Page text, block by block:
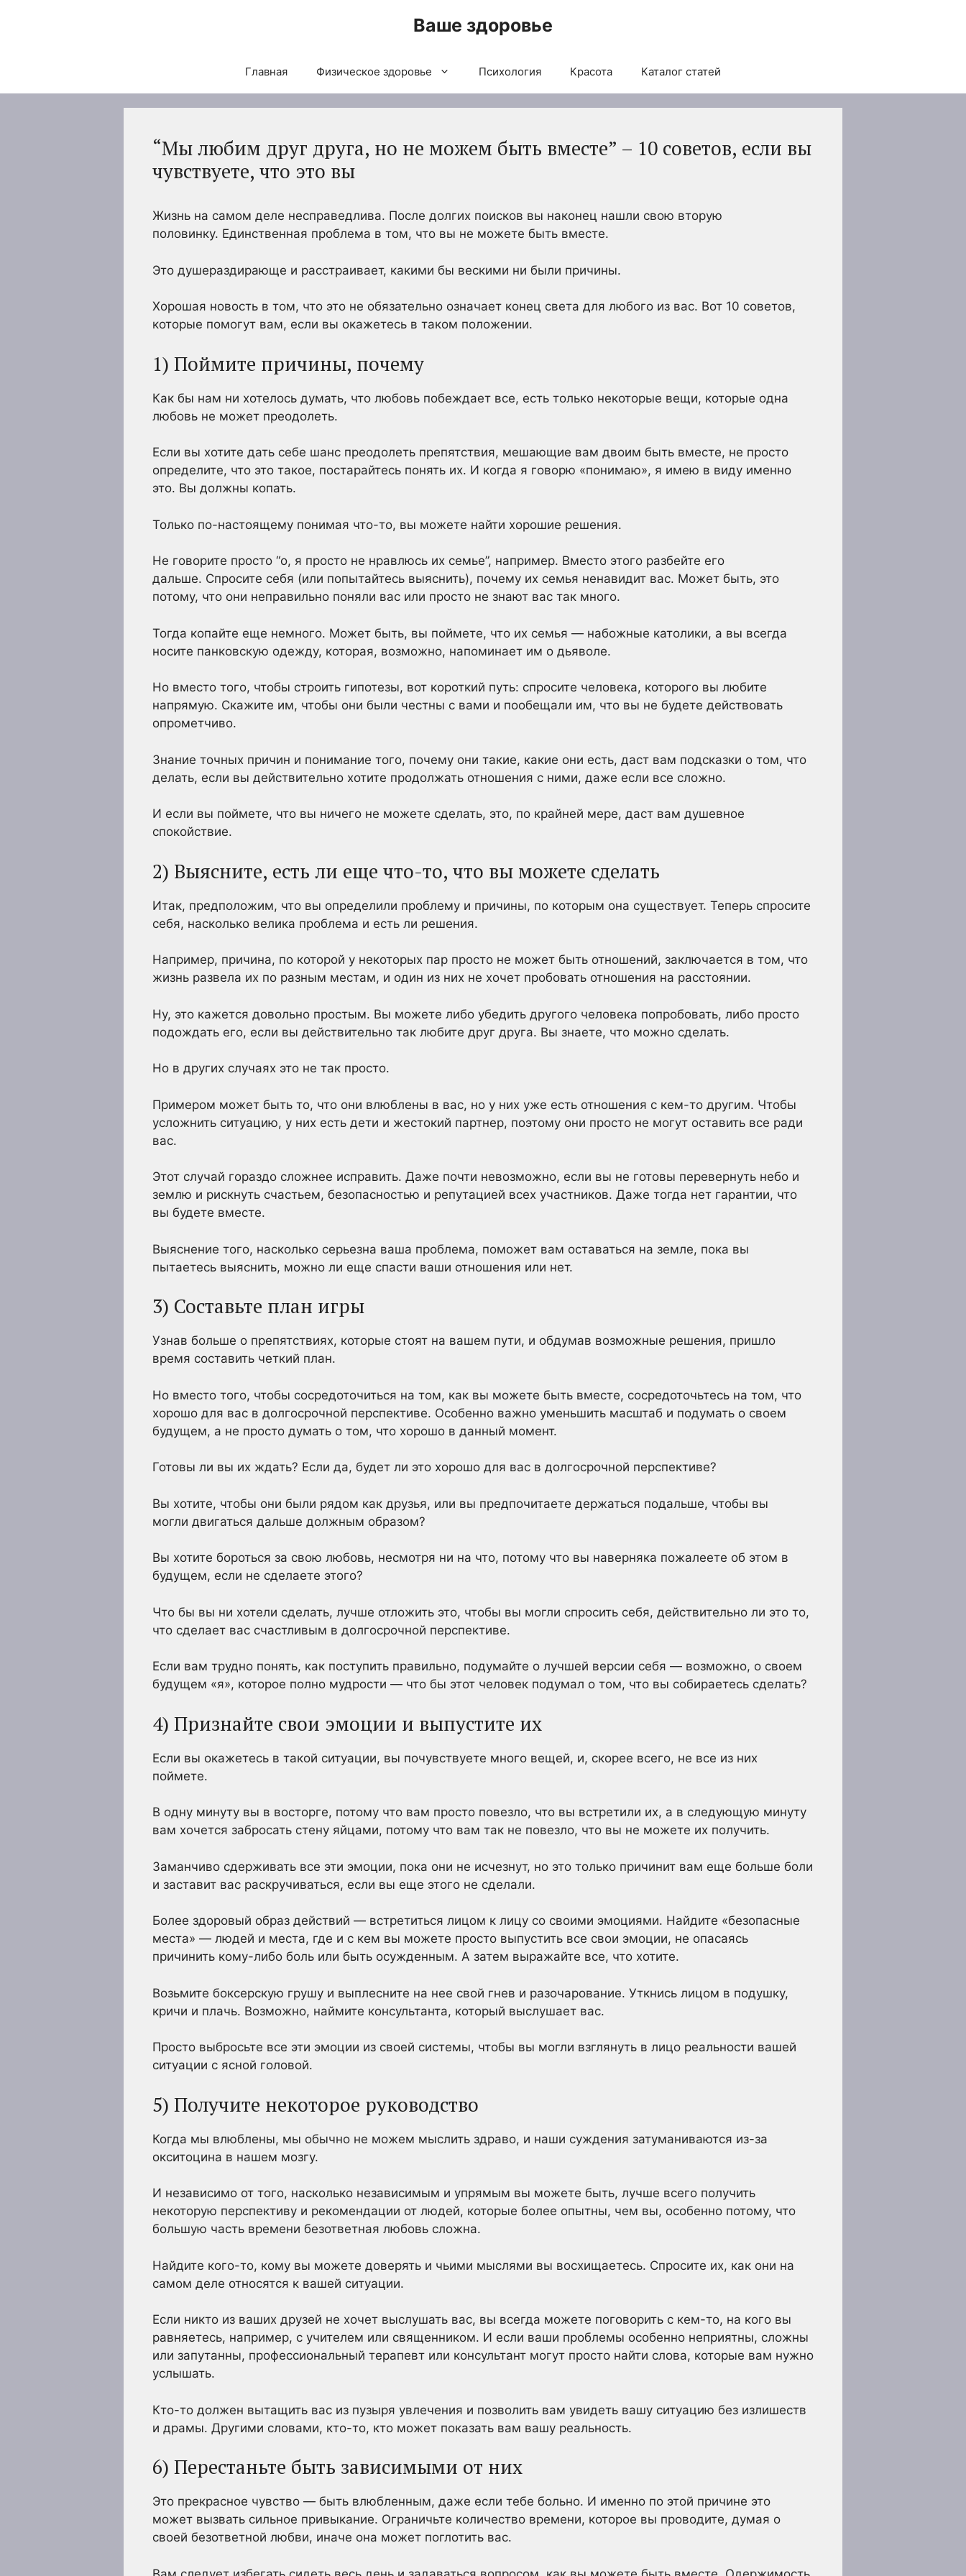
Ваше здоровье
Главная Физическое здоровье Психология Красота Каталог статей
“Мы любим друг друга, но не можем быть вместе” – 10 советов, если вы
чувствуете, что это вы
Жизнь на самом деле несправедлива. После долгих поисков вы наконец нашли свою вторую
половинку. Единственная проблема в том, что вы не можете быть вместе.
Это душераздирающе и расстраивает, какими бы вескими ни были причины.
Хорошая новость в том, что это не обязательно означает конец света для любого из вас. Вот 10 советов,
которые помогут вам, если вы окажетесь в таком положении.
1) Поймите причины, почему
Как бы нам ни хотелось думать, что любовь побеждает все, есть только некоторые вещи, которые одна
любовь не может преодолеть.
Если вы хотите дать себе шанс преодолеть препятствия, мешающие вам двоим быть вместе, не просто
определите, что это такое, постарайтесь понять их. И когда я говорю «понимаю», я имею в виду именно
это. Вы должны копать.
Только по-настоящему понимая что-то, вы можете найти хорошие решения.
Не говорите просто “о, я просто не нравлюсь их семье”, например. Вместо этого разбейте его
дальше. Спросите себя (или попытайтесь выяснить), почему их семья ненавидит вас. Может быть, это
потому, что они неправильно поняли вас или просто не знают вас так много.
Тогда копайте еще немного. Может быть, вы поймете, что их семья — набожные католики, а вы всегда
носите панковскую одежду, которая, возможно, напоминает им о дьяволе.
Но вместо того, чтобы строить гипотезы, вот короткий путь: спросите человека, которого вы любите
напрямую. Скажите им, чтобы они были честны с вами и пообещали им, что вы не будете действовать
опрометчиво.
Знание точных причин и понимание того, почему они такие, какие они есть, даст вам подсказки о том, что
делать, если вы действительно хотите продолжать отношения с ними, даже если все сложно.
И если вы поймете, что вы ничего не можете сделать, это, по крайней мере, даст вам душевное
спокойствие.
2) Выясните, есть ли еще что-то, что вы можете сделать
Итак, предположим, что вы определили проблему и причины, по которым она существует. Теперь спросите
себя, насколько велика проблема и есть ли решения.
Например, причина, по которой у некоторых пар просто не может быть отношений, заключается в том, что
жизнь развела их по разным местам, и один из них не хочет пробовать отношения на расстоянии.
Ну, это кажется довольно простым. Вы можете либо убедить другого человека попробовать, либо просто
подождать его, если вы действительно так любите друг друга. Вы знаете, что можно сделать.
Но в других случаях это не так просто.
Примером может быть то, что они влюблены в вас, но у них уже есть отношения с кем-то другим. Чтобы
усложнить ситуацию, у них есть дети и жестокий партнер, поэтому они просто не могут оставить все ради
вас.
Этот случай гораздо сложнее исправить. Даже почти невозможно, если вы не готовы перевернуть небо и
землю и рискнуть счастьем, безопасностью и репутацией всех участников. Даже тогда нет гарантии, что
вы будете вместе.
Выяснение того, насколько серьезна ваша проблема, поможет вам оставаться на земле, пока вы
пытаетесь выяснить, можно ли еще спасти ваши отношения или нет.
3) Составьте план игры
Узнав больше о препятствиях, которые стоят на вашем пути, и обдумав возможные решения, пришло
время составить четкий план.
Но вместо того, чтобы сосредоточиться на том, как вы можете быть вместе, сосредоточьтесь на том, что
хорошо для вас в долгосрочной перспективе. Особенно важно уменьшить масштаб и подумать о своем
будущем, а не просто думать о том, что хорошо в данный момент.
Готовы ли вы их ждать? Если да, будет ли это хорошо для вас в долгосрочной перспективе?
Вы хотите, чтобы они были рядом как друзья, или вы предпочитаете держаться подальше, чтобы вы
могли двигаться дальше должным образом?
Вы хотите бороться за свою любовь, несмотря ни на что, потому что вы наверняка пожалеете об этом в
будущем, если не сделаете этого?
Что бы вы ни хотели сделать, лучше отложить это, чтобы вы могли спросить себя, действительно ли это то,
что сделает вас счастливым в долгосрочной перспективе.
Если вам трудно понять, как поступить правильно, подумайте о лучшей версии себя — возможно, о своем
будущем «я», которое полно мудрости — что бы этот человек подумал о том, что вы собираетесь сделать?
4) Признайте свои эмоции и выпустите их
Если вы окажетесь в такой ситуации, вы почувствуете много вещей, и, скорее всего, не все из них
поймете.
В одну минуту вы в восторге, потому что вам просто повезло, что вы встретили их, а в следующую минуту
вам хочется забросать стену яйцами, потому что вам так не повезло, что вы не можете их получить.
Заманчиво сдерживать все эти эмоции, пока они не исчезнут, но это только причинит вам еще больше боли
и заставит вас раскручиваться, если вы еще этого не сделали.
Более здоровый образ действий — встретиться лицом к лицу со своими эмоциями. Найдите «безопасные
места» — людей и места, где и с кем вы можете просто выпустить все свои эмоции, не опасаясь
причинить кому-либо боль или быть осужденным. А затем выражайте все, что хотите.
Возьмите боксерскую грушу и выплесните на нее свой гнев и разочарование. Уткнись лицом в подушку,
кричи и плачь. Возможно, наймите консультанта, который выслушает вас.
Просто выбросьте все эти эмоции из своей системы, чтобы вы могли взглянуть в лицо реальности вашей
ситуации с ясной головой.
5) Получите некоторое руководство
Когда мы влюблены, мы обычно не можем мыслить здраво, и наши суждения затуманиваются из-за
окситоцина в нашем мозгу.
И независимо от того, насколько независимым и упрямым вы можете быть, лучше всего получить
некоторую перспективу и рекомендации от людей, которые более опытны, чем вы, особенно потому, что
большую часть времени безответная любовь сложна.
Найдите кого-то, кому вы можете доверять и чьими мыслями вы восхищаетесь. Спросите их, как они на
самом деле относятся к вашей ситуации.
Если никто из ваших друзей не хочет выслушать вас, вы всегда можете поговорить с кем-то, на кого вы
равняетесь, например, с учителем или священником. И если ваши проблемы особенно неприятны, сложны
или запутанны, профессиональный терапевт или консультант могут просто найти слова, которые вам нужно
услышать.
Кто-то должен вытащить вас из пузыря увлечения и позволить вам увидеть вашу ситуацию без излишеств
и драмы. Другими словами, кто-то, кто может показать вам вашу реальность.
6) Перестаньте быть зависимыми от них
Это прекрасное чувство — быть влюбленным, даже если тебе больно. И именно по этой причине это
может вызвать сильное привыкание. Ограничьте количество времени, которое вы проводите, думая о
своей безответной любви, иначе она может поглотить вас.